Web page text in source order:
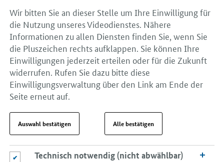
Wir bitten Sie an dieser Stelle um Ihre Einwilligung für
die Nutzung unseres Videodienstes. Nähere
Informationen zu allen Diensten finden Sie, wenn Sie
die Pluszeichen rechts aufklappen. Sie können Ihre
Einwilligungen jederzeit erteilen oder für die Zukunft
widerrufen. Rufen Sie dazu bitte diese
Einwilligungsverwaltung über den Link am Ende der
Seite erneut auf.
Auswahl bestätigen Alle bestätigen
Technisch notwendig (nicht abwählbar)
Technisch notwendig (nicht abwählbar)